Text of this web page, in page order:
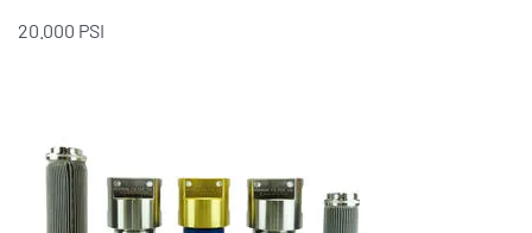
20.000 PSI